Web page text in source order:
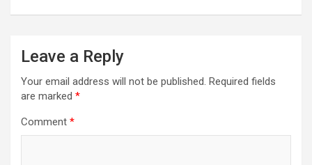
Leave a Reply
Your email address will not be published. Required fields
are marked *
Comment *